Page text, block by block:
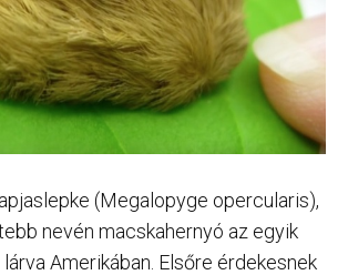
(Megalopyge opercularis),
nevén macskahernyó az egyik
Amerikában. Elsőre érdekesnek